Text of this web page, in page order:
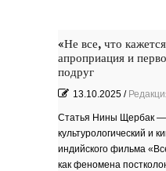
«Не все, что
апроприация и
подруг
13.10.2025 /
Статья Нины Щербак —
культурологический и
индийского фильма
как феномена